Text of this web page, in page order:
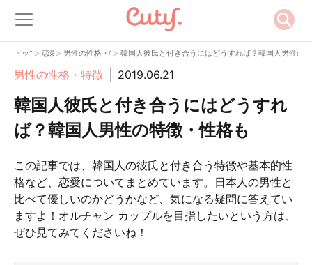
トップ> 恋愛> 男性の性格・特徴
> 韓国人彼氏と付き合うにはどうすれば？韓国人男性の
男性の性格・特徴 2019.06.21
韓国人彼氏と付き合うにはどうすれ
ば？韓国人男性の特徴・性格も
この記事では、韓国人の彼氏と付き合う特徴や基本的性
格など、恋愛についてまとめています。日本人の男性と
比べて優しいのかどうかなど、気になる疑問に答えてい
ますよ！オルチャン カップルを目指したいという方は、
ぜひ見てみてくださいね！